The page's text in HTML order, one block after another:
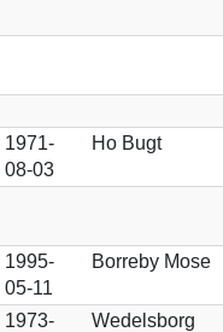
1971-
08-03
Ho Bugt
1995-
05-11
Borreby Mose
1973-
Wedelsborg